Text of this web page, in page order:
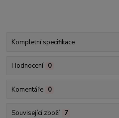
Kompletní specifikace
Hodnocení 0
Komentáře 0
Související zboží 7